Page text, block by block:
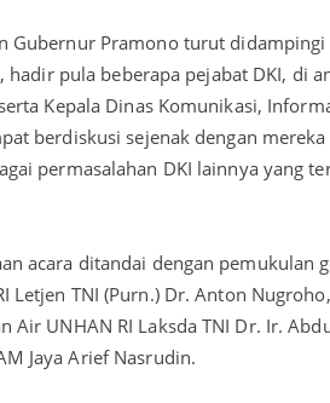
Gubernur Pramono turut
hadir pula beberapa pejabat DKI, di
Kepala Dinas Komunikasi,
berdiskusi sejenak dengan
permasalahan DKI lainnya yang
acara ditandai dengan
Letjen TNI (Purn.) Dr. Anton
Air UNHAN RI Laksda TNI Dr. Ir.
Jaya Arief Nasrudin.